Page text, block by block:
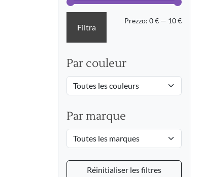
Prezzo
Prezzo
Filtra
Prezzo: 0 € — 10 €
Par couleur
Par marque
Réinitialiser les filtres